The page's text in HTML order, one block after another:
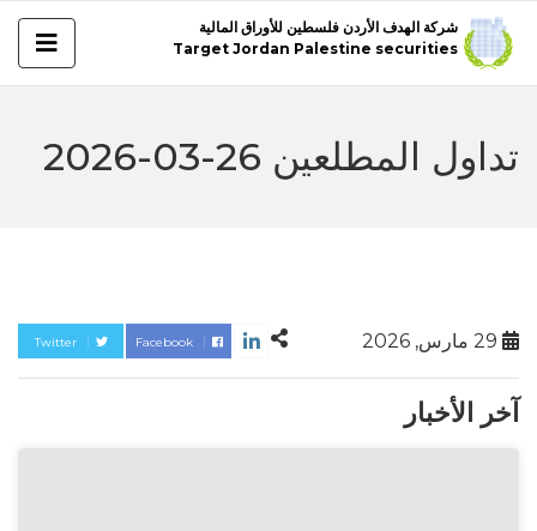
شركة الهدف الأردن فلسطين للأوراق المالية
Target Jordan Palestine securities
تداول المطلعين 26-03-2026
Twitter Facebook
آخر الأخبار